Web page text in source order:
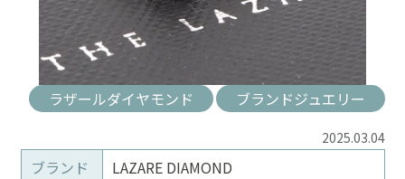
ラザールダイヤモンド ブランドジュエリー
2025.03.04
ブランド
LAZARE DIAMOND